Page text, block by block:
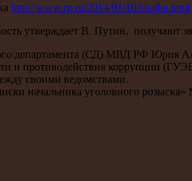
http://www.rg.ru/2014/01/10/chajka.html
утверждает В. Путин, получают
департамента (СД) МВД РФ Юрия
и противодействия коррупции
между своими
начальника уголовного